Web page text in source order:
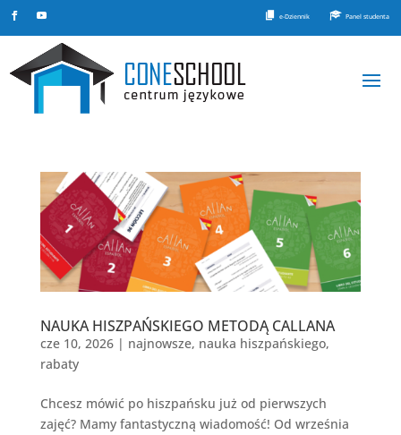
e-Dziennik Panel studenta
NAUKA HISZPAŃSKIEGO METODĄ CALLANA
cze 10, 2026| najnowsze, nauka hiszpańskiego,
rabaty
Chcesz mówić po hiszpańsku już od pierwszych
zajęć? Mamy fantastyczną wiadomość! Od września